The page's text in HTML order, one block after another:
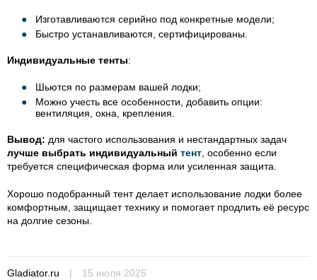
Изготавливаются серийно под конкретные модели;
Быстро устанавливаются, сертифицированы.
Индивидуальные тенты:
Шьются по размерам вашей лодки;
Можно учесть все особенности, добавить опции:
вентиляция, окна, крепления.
Вывод: для частого использования и нестандартных задач
лучше выбрать индивидуальный тент, особенно если
требуется специфическая форма или усиленная защита.
Хорошо подобранный тент делает использование лодки более
комфортным, защищает технику и помогает продлить её ресурс
на долгие сезоны.
Gladiator.ru | 15 июля 2025